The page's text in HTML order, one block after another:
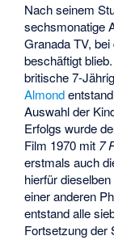
Nach seinem
sechsmonatige
Granada TV, bei
beschäftigt
britische 7-
Almond
Auswahl der
Erfolgs wurde
Film 1970 mit 7
erstmals auch
hierfür
einer anderen
entstand alle
Fortsetzung der